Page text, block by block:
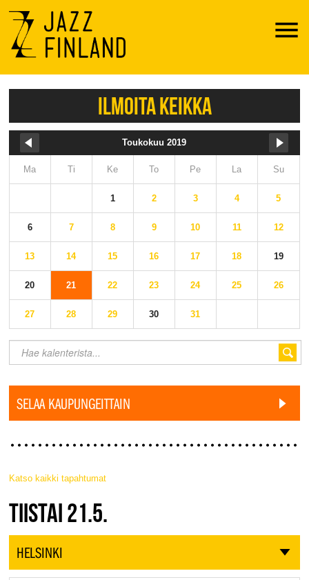
Menu
ILMOITA KEIKKA
Toukokuu 2019
Ma Ti Ke To Pe La Su
1 2 3 4 5
6 7 8 9 10 11 12
13 14 15 16 17 18 19
20 21 22 23 24 25 26
27 28 29 30 31
SELAA KAUPUNGEITTAIN
Katso kaikki tapahtumat
JAZZ FINLAND LIVE
TIISTAI 21.5.
HELSINKI